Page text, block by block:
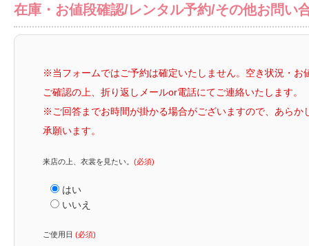
在庫・お値段確認/レンタル予約/その他お問い
※当フォームではご予約は確定いたしません。空き状況・お
ご確認の上、折り返しメールor電話にてご連絡いたします。
※ご回答までお時間が掛かる場合がございますので、あらか
承願います。
来店の上、衣裳を見たい。 (必須)
はい
いいえ
ご使用日 (必須)